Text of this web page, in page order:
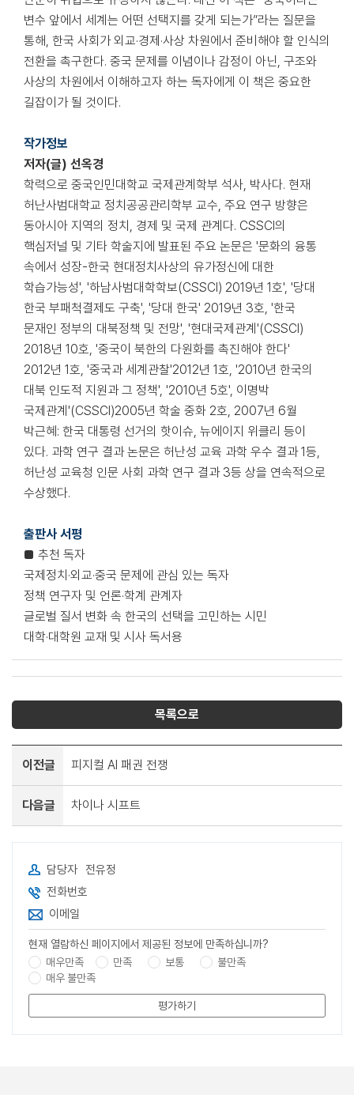
변수 앞에서 세계는 어떤 선택지를 갖게 되는가”라는 질문을
통해, 한국 사회가 외교·경제·사상 차원에서 준비해야 할 인식의
전환을 촉구한다. 중국 문제를 이념이나 감정이 아닌, 구조와
사상의 차원에서 이해하고자 하는 독자에게 이 책은 중요한
길잡이가 될 것이다.
작가정보
저자(글) 선옥경
학력으로 중국인민대학교 국제관계학부 석사, 박사다. 현재
허난사범대학교 정치공공관리학부 교수, 주요 연구 방향은
동아시아 지역의 정치, 경제 및 국제 관계다. CSSCI의
핵심저널 및 기타 학술지에 발표된 주요 논문은 '문화의 융통
속에서 성장-한국 현대정치사상의 유가정신에 대한
학습가능성', '하남사범대학학보(CSSCI) 2019년 1호', '당대
한국 부패척결제도 구축', '당대 한국' 2019년 3호, '한국
문재인 정부의 대북정책 및 전망', '현대국제관계'(CSSCI)
2018년 10호, '중국이 북한의 다원화를 촉진해야 한다'
2012년 1호, '중국과 세계관찰'2012년 1호, '2010년 한국의
대북 인도적 지원과 그 정책', '2010년 5호', 이명박
국제관계'(CSSCI)2005년 학술 중화 2호, 2007년 6월
박근혜: 한국 대통령 선거의 핫이슈, 뉴에이지 위클리 등이
있다. 과학 연구 결과 논문은 허난성 교육 과학 우수 결과 1등,
허난성 교육청 인문 사회 과학 연구 결과 3등 상을 연속적으로
수상했다.
출판사 서평
■ 추천 독자
국제정치·외교·중국 문제에 관심 있는 독자
정책 연구자 및 언론·학계 관계자
글로벌 질서 변화 속 한국의 선택을 고민하는 시민
대학·대학원 교재 및 시사 독서용
목록으로
이전글 피지컬 AI 패권 전쟁
다음글 차이나 시프트
담당자 전유정
전화번호
이메일
현재 열람하신 페이지에서 제공된 정보에 만족하십니까?
매우만족
만족 보통
불만족
매우 불만족
평가하기